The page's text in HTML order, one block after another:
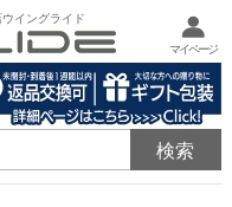
イングライド
マイページ